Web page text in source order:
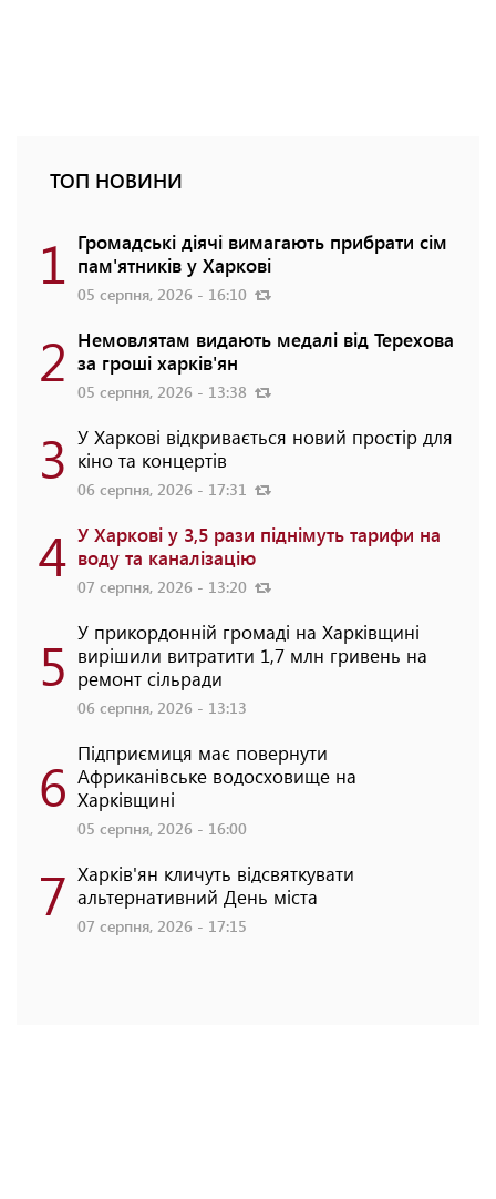
ТОП НОВИНИ
1 Громадські діячі вимагають прибрати сім
пам'ятників у Харкові
05 серпня, 2026 - 16:10
2 Немовлятам видають медалі від Терехова
за гроші харків'ян
05 серпня, 2026 - 13:38
3 У Харкові відкривається новий простір для
кіно та концертів
06 серпня, 2026 - 17:31
4 У Харкові у 3,5 рази піднімуть тарифи на
воду та каналізацію
07 серпня, 2026 - 13:20
5 У прикордонній громаді на Харківщині
вирішили витратити 1,7 млн гривень на
ремонт сільради
06 серпня, 2026 - 13:13
6 Підприємиця має повернути
Африканівське водосховище на
Харківщині
05 серпня, 2026 - 16:00
7 Харків'ян кличуть відсвяткувати
альтернативний День міста
07 серпня, 2026 - 17:15